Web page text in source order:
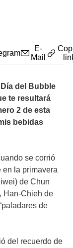
E-
Mail
Día del Bubble
te resultará
2 de esta
bebidas
se corrió
en la primavera
de Chun
Han-Chieh de
de
del recuerdo de